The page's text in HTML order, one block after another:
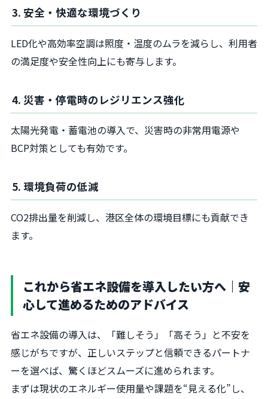
3. 安全・快適な環境づくり
LED化や高効率空調は照度・温度のムラを減らし、利用者
の満足度や安全性向上にも寄与します。
4. 災害・停電時のレジリエンス強化
太陽光発電・蓄電池の導入で、災害時の非常用電源や
BCP対策としても有効です。
5. 環境負荷の低減
CO2排出量を削減し、港区全体の環境目標にも貢献でき
ます。
これから省エネ設備を導入したい方へ｜安
心して進めるためのアドバイス
省エネ設備の導入は、「難しそう」「高そう」と不安を
感じがちですが、正しいステップと信頼できるパートナ
ーを選べば、驚くほどスムーズに進められます。
まずは現状のエネルギー使用量や課題を“見える化”し、